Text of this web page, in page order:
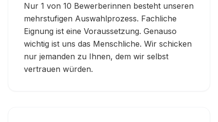
Nur 1 von 10 Bewerberinnen besteht unseren
mehrstufigen Auswahlprozess. Fachliche
Eignung ist eine Voraussetzung. Genauso
wichtig ist uns das Menschliche. Wir schicken
nur jemanden zu Ihnen, dem wir selbst
vertrauen würden.